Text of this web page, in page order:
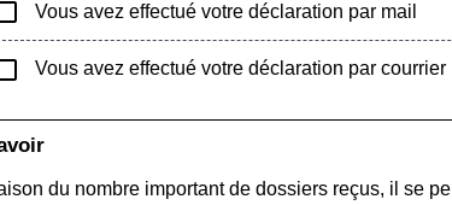
Vous avez effectué votre déclaration par mail
Vous avez effectué votre déclaration par courrier
du nombre important de dossiers reçus, il se